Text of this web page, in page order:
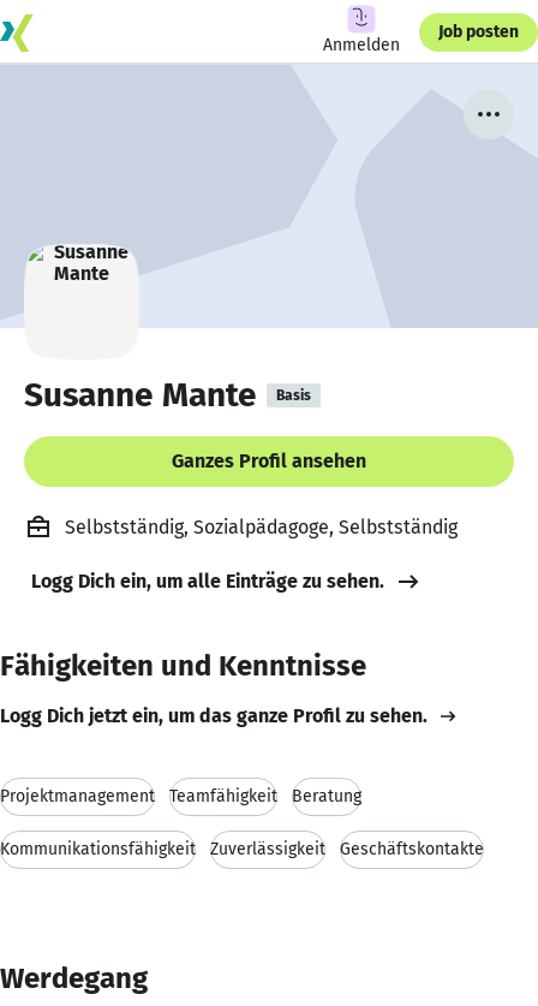
Anmelden
Job posten
Susanne Mante Basis
Ganzes Profil ansehen
Selbstständig, Sozialpädagoge, Selbstständig
Logg Dich ein, um alle Einträge zu sehen.
Fähigkeiten und Kenntnisse
Logg Dich jetzt ein, um das ganze Profil zu sehen.
Projektmanagement Teamfähigkeit Beratung
Kommunikationsfähigkeit Zuverlässigkeit Geschäftskontakte
Werdegang